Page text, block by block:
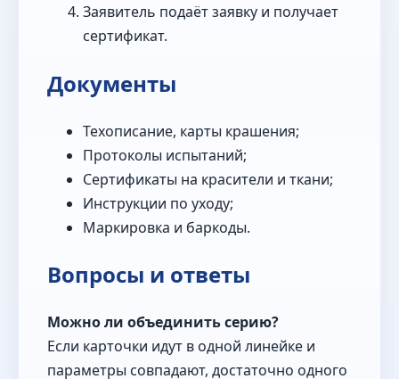
Заявитель подаёт заявку и получает
сертификат.
Документы
Техописание, карты крашения;
Протоколы испытаний;
Сертификаты на красители и ткани;
Инструкции по уходу;
Маркировка и баркоды.
Вопросы и ответы
Можно ли объединить серию?
Если карточки идут в одной линейке и
параметры совпадают, достаточно одного